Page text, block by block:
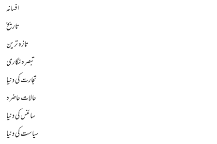
افسانہ
تاریخ
تازہ ترین
تبصرہ نگاری
تجارت کی دنیا
حالات حاضرہ
سائنس کی دنیا
سیاست کی دنیا